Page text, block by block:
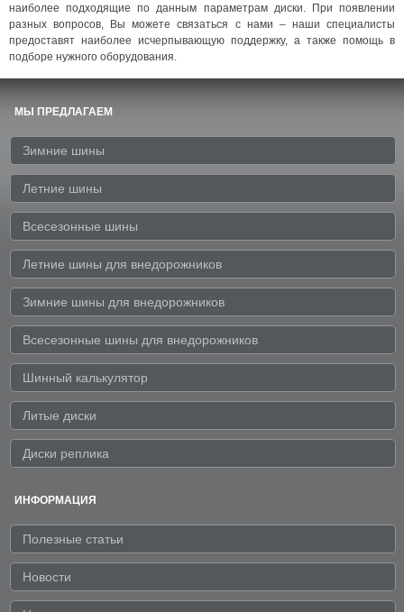
наиболее подходящие по данным параметрам диски. При появлении
разных вопросов, Вы можете связаться с нами – наши специалисты
предоставят наиболее исчерпывающую поддержку, а также помощь в
подборе нужного оборудования.
МЫ ПРЕДЛАГАЕМ
Зимние шины
Летние шины
Всесезонные шины
Летние шины для внедорожников
Зимние шины для внедорожников
Всесезонные шины для внедорожников
Шинный калькулятор
Литые диски
Диски реплика
ИНФОРМАЦИЯ
Полезные статьи
Новости